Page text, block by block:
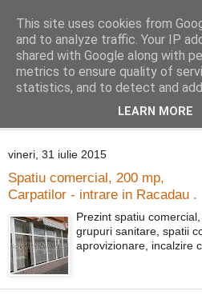
Distinct
Adrian Cocis 0742 129 909 ;
vineri, 31 iulie 2015
Spatiu comercial, 200 mp,
Carpatilor - intrare in Racadau .
Prezint spatiu
grupuri sanitare, spatii
aprovizionare, incalzire
This site uses cookies from
and to analyze traffic. Your IP
shared with Google along with
metrics to ensure quality of
statistics, and to detect and
LEARN MORE